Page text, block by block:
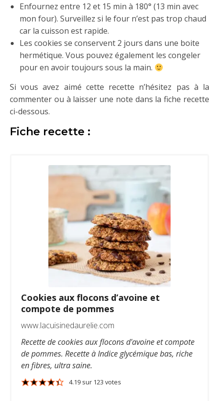
Enfournez entre 12 et 15 min à 180° (13 min avec
mon four). Surveillez si le four n’est pas trop chaud
car la cuisson est rapide.
Les cookies se conservent 2 jours dans une boite
hermétique. Vous pouvez également les congeler
pour en avoir toujours sous la main.
Si vous avez aimé cette recette n’hésitez pas à la
commenter ou à laisser une note dans la fiche recette
ci-dessous.
Fiche recette :
Cookies aux flocons d’avoine et
compote de pommes
www.lacuisinedaurelie.com
Recette de cookies aux flocons d'avoine et compote
de pommes. Recette à Indice glycémique bas, riche
en fibres, ultra saine.
4.19sur 123 votes